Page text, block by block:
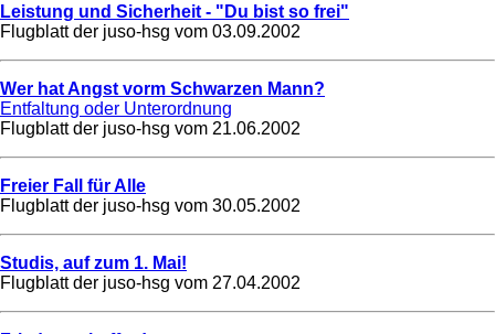
Leistung und Sicherheit - "Du bist so frei"
Flugblatt der juso-hsg vom 03.09.2002
Wer hat Angst vorm Schwarzen Mann?
Entfaltung oder Unterordnung
Flugblatt der juso-hsg vom 21.06.2002
Freier Fall für Alle
Flugblatt der juso-hsg vom 30.05.2002
Studis, auf zum 1. Mai!
Flugblatt der juso-hsg vom 27.04.2002